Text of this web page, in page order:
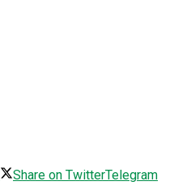
Share on TwitterTelegram